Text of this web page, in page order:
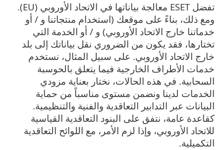
تفضل ESET معالجة بياناتها في الاتحاد الأوروبي (EU).
ومع ذلك، بناءً على موقعك (استخدام منتجاتنا و / أو
خدماتنا خارج الاتحاد الأوروبي) و / أو الخدمة التي
تختارها، فقد يكون من الضروري نقل بياناتك إلى بلد
خارج الاتحاد الأوروبي. على سبيل المثال، نستخدم
خدمات الأطراف الخارجية فيما يتعلق بالحوسبة
السحابية. في هذه الحالات، نختار بعناية مزودي
الخدمات لدينا ونضمن مستوى مناسباً من حماية
البيانات عبر التدابير التعاقدية والفنية والتنظيمية.
كقاعدة عامة، نتفق على البنود التعاقدية القياسية
للاتحاد الأوروبي، وإذا لزم الأمر، مع اللوائح التعاقدية
التكميلية.